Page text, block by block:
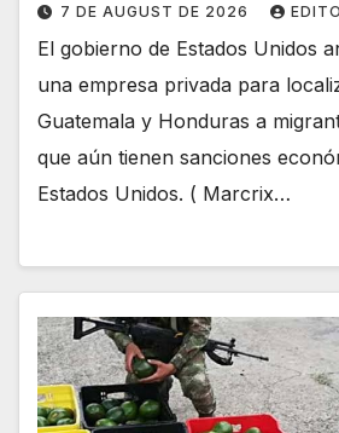
7 DE AUGUST DE 2026
El gobierno de Estados Unidos
una empresa privada para
Guatemala y Honduras a
que aún tienen sanciones
Estados Unidos. ( Marcrix…